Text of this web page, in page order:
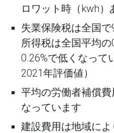
ロワット時（kwh）
失業保険税は全国
所得税は全国平均の
0.26%で低くなって
2021年評価値）
平均の労働者補償
なっています
建設費用は地域に